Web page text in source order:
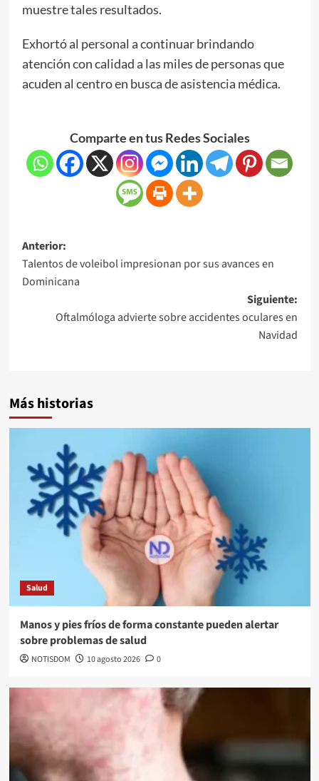
muestre tales resultados.
Exhortó al personal a continuar brindando
atención con calidad a las miles de personas que
acuden al centro en busca de asistencia médica.
Comparte en tus Redes Sociales
Anterior:
Talentos de voleibol impresionan por sus avances en
Dominicana
Siguiente:
Oftalmóloga advierte sobre accidentes oculares en
Navidad
Más historias
Salud
Manos y pies fríos de forma constante pueden alertar
sobre problemas de salud
NOTISDOM 10 agosto 2026 0